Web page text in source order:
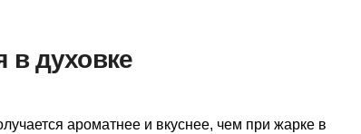
в духовке
ароматнее и вкуснее, чем при жарке в